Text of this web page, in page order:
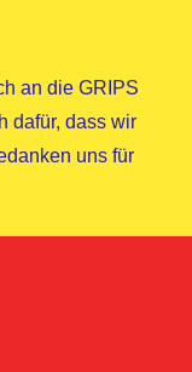
an die GRIPS
dafür, dass wir
uns für